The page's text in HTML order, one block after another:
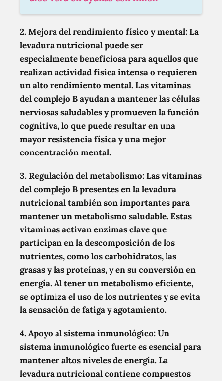
2. Mejora del rendimiento físico y mental:La
levadura nutricional puede ser
especialmente beneficiosa para aquellos que
realizan actividad física intensa o requieren
un alto rendimiento mental. Las vitaminas
del complejo B ayudan a mantener las células
nerviosas saludables y promueven la función
cognitiva, lo que puede resultar en una
mayor resistencia física y una mejor
concentración mental.
3. Regulación del metabolismo:Las vitaminas
del complejo B presentes en la levadura
nutricional también son importantes para
mantener un metabolismo saludable. Estas
vitaminas activan enzimas clave que
participan en la descomposición de los
nutrientes, como los carbohidratos, las
grasas y las proteínas, y en su conversión en
energía. Al tener un metabolismo eficiente,
se optimiza el uso de los nutrientes y se evita
la sensación de fatiga y agotamiento.
4. Apoyo al sistema inmunológico:Un
sistema inmunológico fuerte es esencial para
mantener altos niveles de energía. La
levadura nutricional contiene compuestos